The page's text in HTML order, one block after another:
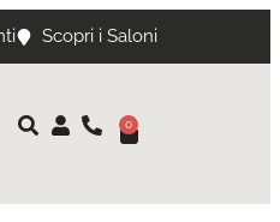
Scopri i Saloni
0